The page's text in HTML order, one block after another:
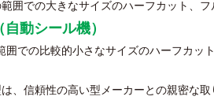
囲での大きなサイズのハーフカット、フ
動シール機）
での比較的小さなサイズのハーフカッ
、信頼性の高い型メーカーとの親密な